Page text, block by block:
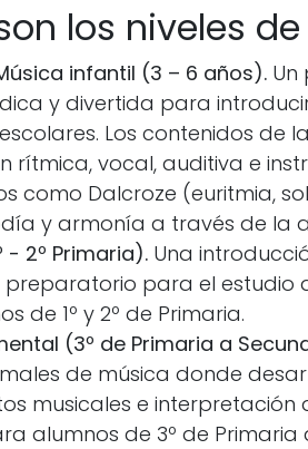
los niveles
infantil (3 – 6 años). Un
y divertida para
Los contenidos de
rítmica, vocal, auditiva e
como Dalcroze (euritmia,
y armonía a través de la
- 2º Primaria). Una
preparatorio para el estudio
de 1º y 2º de Primaria.
(3º de Primaria a
de música donde
musicales e
alumnos de 3º de Primaria